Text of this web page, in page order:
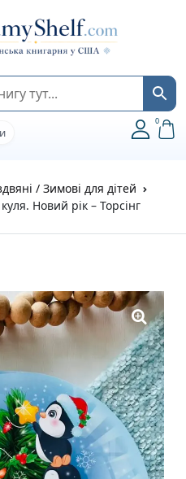
0
/ Зимові для дітей
Новий рік – Торсінг